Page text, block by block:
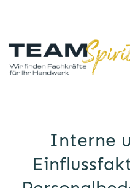
Interne